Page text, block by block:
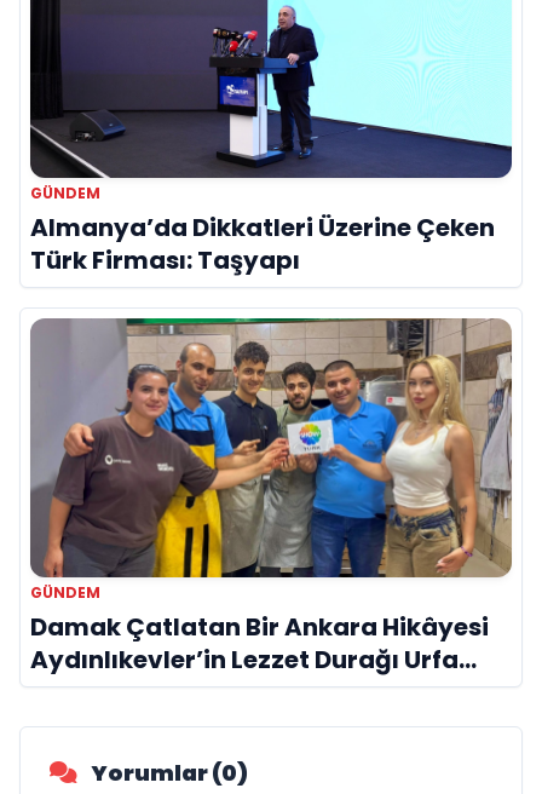
GÜNDEM
Almanya’da Dikkatleri Üzerine Çeken
Türk Firması: Taşyapı
GÜNDEM
Damak Çatlatan Bir Ankara Hikâyesi
Aydınlıkevler’in Lezzet Durağı Urfa
Damak
Yorumlar (0)